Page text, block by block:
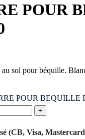
POUR
sol pour béquille.
POUR BEQUILLE
(CB, Visa,